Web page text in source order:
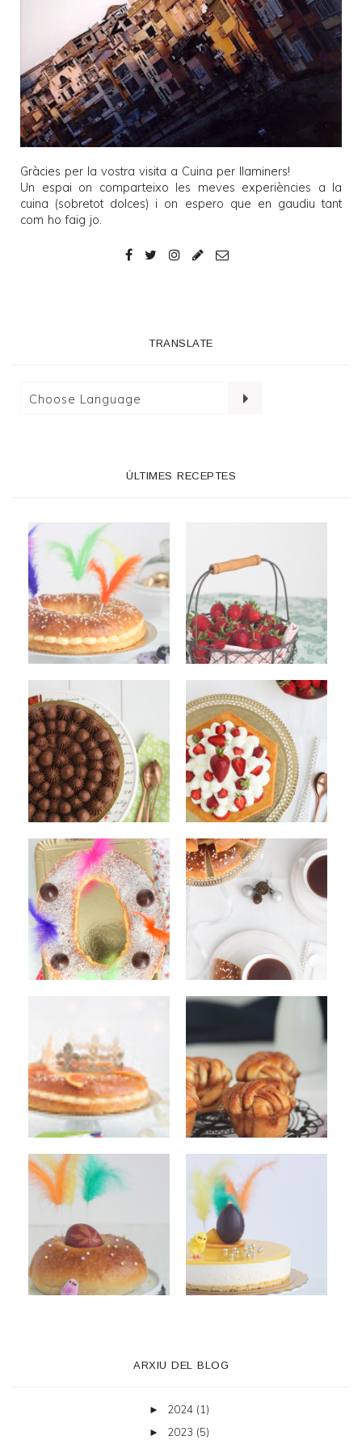
Gràcies per la vostra visita a Cuina per llaminers!
Un espai on comparteixo les meves experiències a la
cuina (sobretot dolces) i on espero que en gaudiu tant
com ho faig jo.
TRANSLATE
ÚLTIMES RECEPTES
ARXIU DEL BLOG
► 2024 (1)
► 2023 (5)